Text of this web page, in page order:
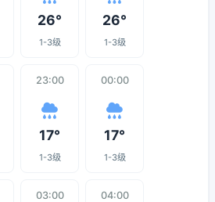
26°
1-3级
26°
1-3级
23:00
17°
1-3级
00:00
17°
1-3级
03:00 04:00